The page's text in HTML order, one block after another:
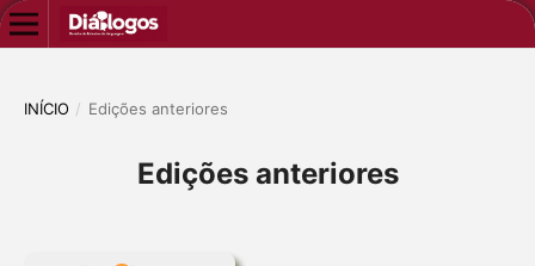
INÍCIO / Edições anteriores
Edições anteriores